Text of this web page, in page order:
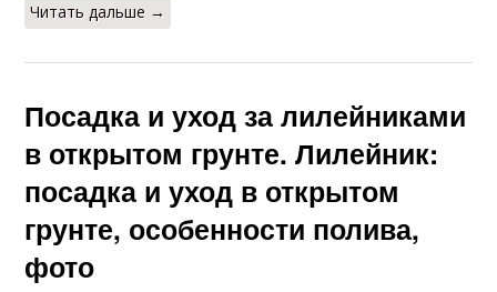
Читать дальше →
Посадка и уход за лилейниками
в открытом грунте. Лилейник:
посадка и уход в открытом
грунте, особенности полива,
фото